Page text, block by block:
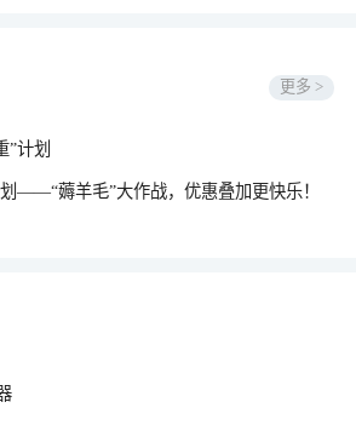
更多 >
”计划
——“薅羊毛”大作战，优惠叠加更快乐！